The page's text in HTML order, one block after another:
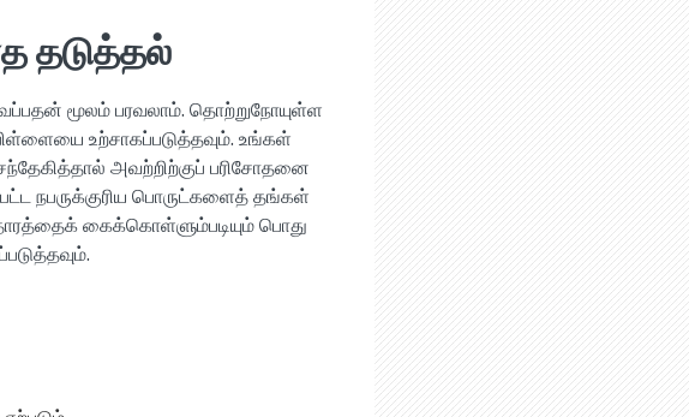
தடுத்தல்
மூலம் பரவலாம். தொற்றுநோயுள்ள
பிள்ளையை உற்சாகப்படுத்தவும். உங்கள்
அவற்றிற்குப் பரிசோதனை
நபருக்குரிய பொருட்களைத் தங்கள்
கைக்கொள்ளும்படியும் பொது